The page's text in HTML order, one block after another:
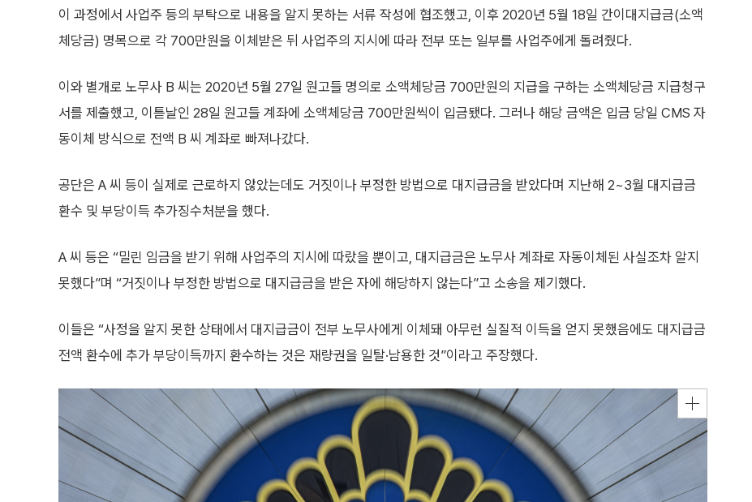
이 과정에서 사업주 등의 부탁으로 내용을 알지 못하는 서류 작성에 협조했고, 이후 2020년 5월 18일 간이대지급금(소액
체당금) 명목으로 각 700만원을 이체받은 뒤 사업주의 지시에 따라 전부 또는 일부를 사업주에게 돌려줬다.
이와 별개로 노무사 B 씨는 2020년 5월 27일 원고들 명의로 소액체당금 700만원의 지급을 구하는 소액체당금 지급청구
서를 제출했고, 이튿날인 28일 원고들 계좌에 소액체당금 700만원씩이 입금됐다. 그러나 해당 금액은 입금 당일 CMS 자
동이체 방식으로 전액 B 씨 계좌로 빠져나갔다.
공단은 A 씨 등이 실제로 근로하지 않았는데도 거짓이나 부정한 방법으로 대지급금을 받았다며 지난해 2~3월 대지급금
환수 및 부당이득 추가징수처분을 했다.
A 씨 등은 “밀린 임금을 받기 위해 사업주의 지시에 따랐을 뿐이고, 대지급금은 노무사 계좌로 자동이체된 사실조차 알지
못했다”며 “거짓이나 부정한 방법으로 대지급금을 받은 자에 해당하지 않는다”고 소송을 제기했다.
이들은 “사정을 알지 못한 상태에서 대지급금이 전부 노무사에게 이체돼 아무런 실질적 이득을 얻지 못했음에도 대지급금
전액 환수에 추가 부당이득까지 환수하는 것은 재량권을 일탈·남용한 것”이라고 주장했다.